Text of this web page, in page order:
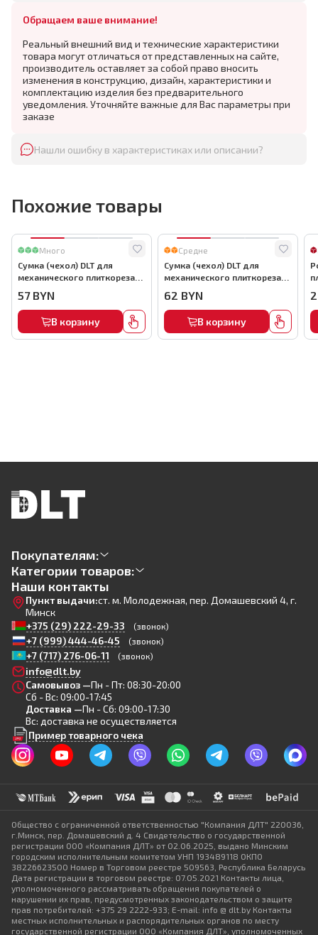
Обращаем ваше внимание!
Реальный внешний вид и технические характеристики
товара могут отличаться от представленных на сайте,
производитель оставляет за собой право вносить
изменения в конструкцию, дизайн, характеристики и
комплектацию изделия без предварительного
уведомления. Уточняйте важные для Вас параметры при
заказе
Нашли ошибку в характеристиках или описании?
Похожие товары
Много
Сумка (чехол) DLT для
механического плиткореза
57 BYN
В корзину
Средне
Сумка (чехол) DLT для
механического плиткореза
62 BYN
В корзину
Покупателям:
Категории товаров:
Наши контакты
Пункт выдачи:ст. м. Молодежная, пер. Домашевский 4, г.
Минск
+375 (29) 222-29-33
(звонок)
+7 (999) 444-46-45 (звонок)
+7 (717) 276-06-11 (звонок)
info@dlt.by
Самовывоз —Пн - Пт: 08:30-20:00
Сб - Вс: 09:00-17:45
Доставка —Пн - Сб: 09:00-17:30
Вс: доставка не осуществляется
Пример товарного чека
Общество с ограниченной ответственностью "Компания ДЛТ" 220036,
г.Минск, пер. Домашевский д. 4 Свидетельство о государственной
регистрации ООО «Компания ДЛТ» от 02.06.2025, выдано Минским
городским исполнительным комитетом УНП 193489118 ОКПО
38226623500 Номер в Торговом реестре 509563, Республика Беларусь
Дата регистрации в торговом реестре: 07.05.2021 Контакты лица,
уполномоченного рассматривать обращения покупателей о
нарушении их прав, предусмотренных законодательством о защите
прав потребителей: +375 29 2222-933; E-mail: info @ dlt.by Контакты
местных исполнительных и распорядительных органов по месту
государственной регистрации ООО «Компания ДЛТ», уполномоченных